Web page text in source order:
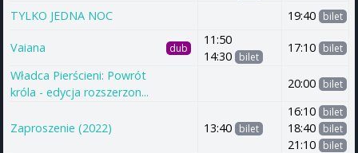
TYLKO JEDNA NOC 19:40 bilet
Vaiana dub
11:50
14:30 bilet
17:10 bilet
Władca Pierścieni: Powrót
króla - edycja rozszerzon...
20:00 bilet
Zaproszenie (2022) 13:40 bilet
16:10 bilet
18:40 bilet
21:10 bilet